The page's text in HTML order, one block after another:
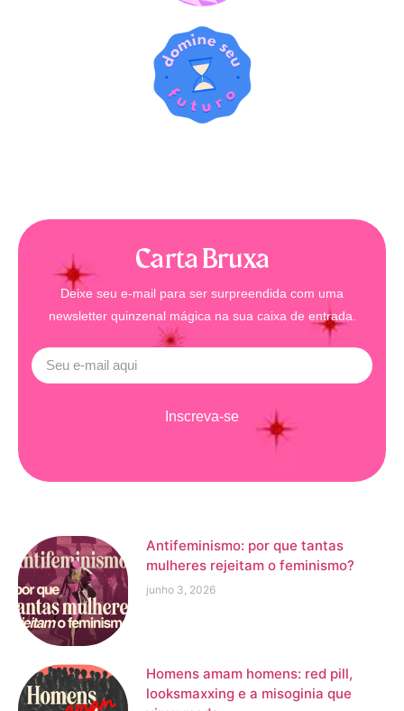
Carta Bruxa
Deixe seu e-mail para ser surpreendida com uma
newsletter quinzenal mágica na sua caixa de entrada.
Inscreva-se
Antifeminismo: por que tantas
mulheres rejeitam o feminismo?
junho 3, 2026
Homens amam homens: red pill,
looksmaxxing e a misoginia que